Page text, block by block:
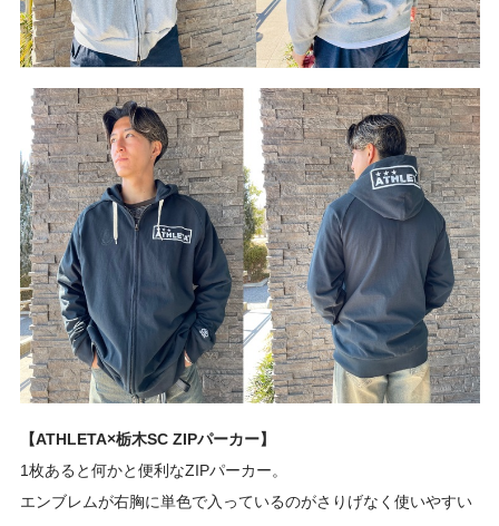
【ATHLETA×栃木SC ZIPパーカー】
1枚あると何かと便利なZIPパーカー。
エンブレムが右胸に単色で入っているのがさりげなく使いやすい